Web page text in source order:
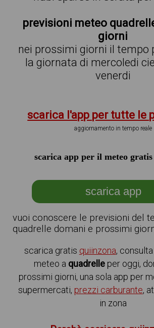
previsioni meteo
giorni
nei prossimi giorni il tempo
la giornata di mercoledi
venerdi
scarica l'app per tutte le
aggiornamento in tempo reale
scarica app per il meteo
scarica app
vuoi conoscere le previsioni del
quadrelle domani e prossimi
scarica gratis quiinzona,
meteo a quadrelleper oggi,
prossimi giorni, una sola app per
supermercati, prezzi carburante,
in zona